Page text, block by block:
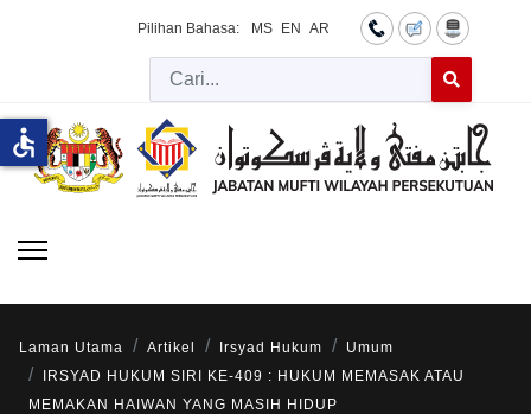
Pilihan Bahasa: MS EN AR
Cari
Laman Utama Artikel Irsyad Hukum
Umum
IRSYAD HUKUM SIRI KE-409 : HUKUM MEMASAK ATAU
MEMAKAN HAIWAN YANG MASIH HIDUP
accessible